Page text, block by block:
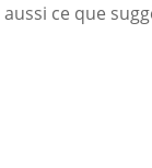
ce que